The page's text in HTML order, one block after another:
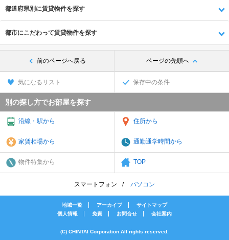
都道府県別に賃貸物件を探す
都市にこだわって賃貸物件を探す
前のページへ戻る ページの先頭へ
気になるリスト 保存中の条件
別の探し方でお部屋を探す
沿線・駅から 住所から
家賃相場から 通勤通学時間から
物件特集から TOP
スマートフォン パソコン
地域一覧 アーカイブ
サイトマップ
個人情報
免責 お問合せ 会社案内
(C) CHINTAI Corporation All rights reserved.